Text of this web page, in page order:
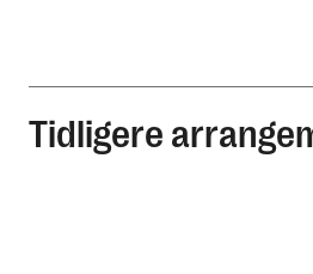
Tidligere